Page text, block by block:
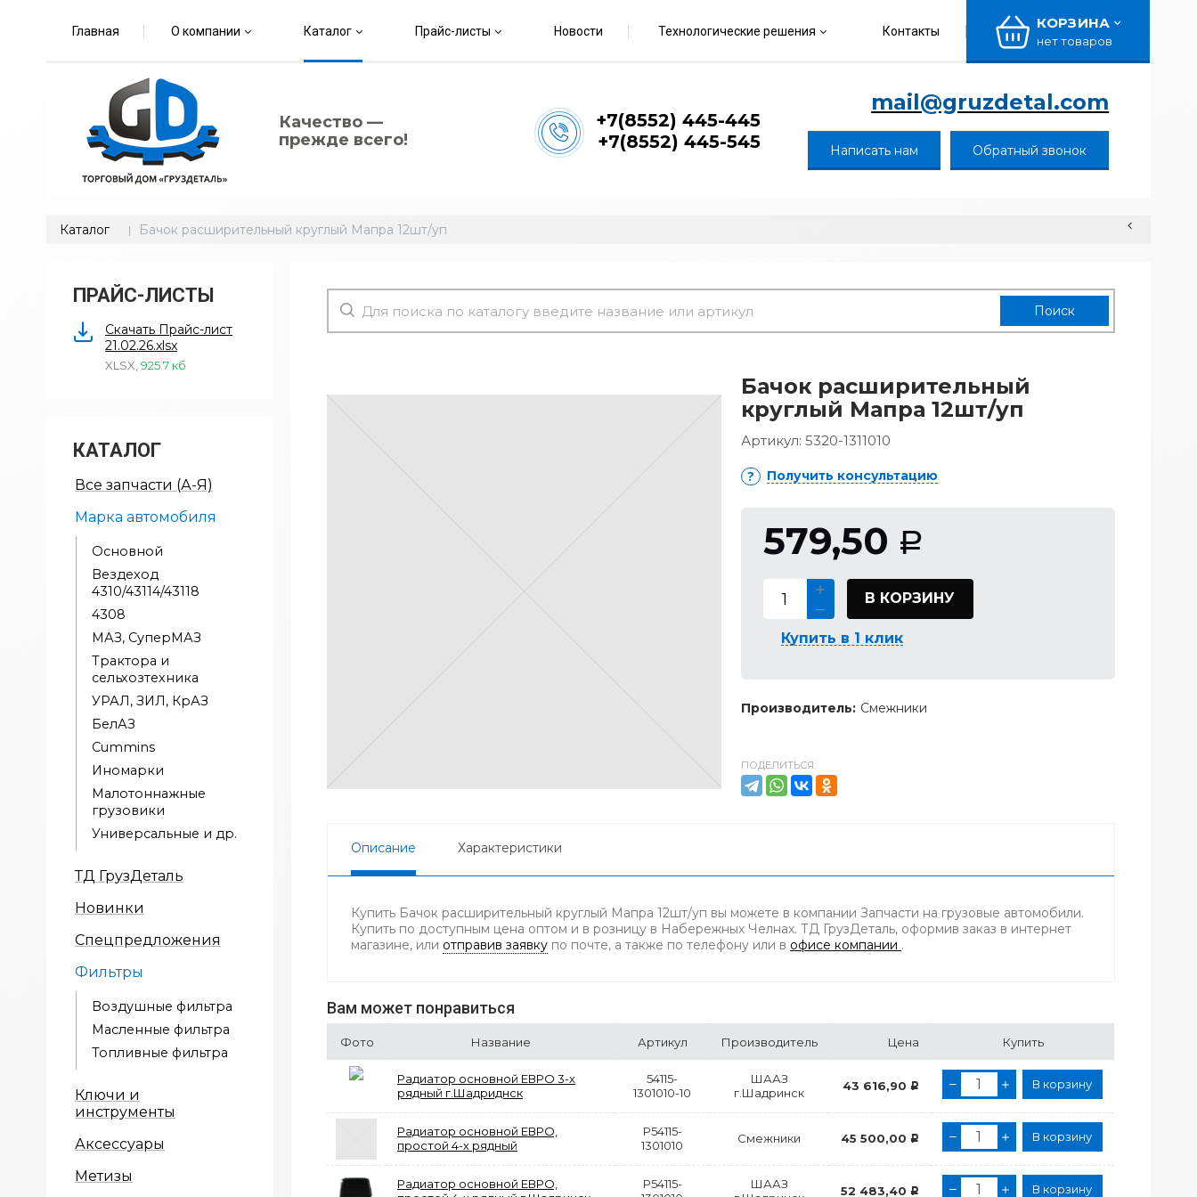
Главная О компании Каталог Прайс-листы Новости Технологические решения Контакты КОРЗИНА
нет товаров
Качество —
прежде всего!
+7(8552) 445-445
+7(8552) 445-545
mail@gruzdetal.com
Написать нам Обратный звонок
Каталог Бачок расширительный круглый Мапра 12шт/уп
ПРАЙС-ЛИСТЫ
Скачать Прайс-лист
21.02.26.xlsx
XLSX 925.7 кб
КАТАЛОГ
Все запчасти (А-Я)
Марка автомобиля
Основной
Вездеход
4310/43114/43118
4308
МАЗ, СуперМАЗ
Трактора и
сельхозтехника
УРАЛ, ЗИЛ, КрАЗ
БелАЗ
Cummins
Иномарки
Малотоннажные
грузовики
Универсальные и др.
ТД ГрузДеталь
Новинки
Спецпредложения
Фильтры
Воздушные фильтра
Масленные фильтра
Топливные фильтра
Ключи и
инструменты
Аксессуары
Метизы
Бачок расширительный
круглый Мапра 12шт/уп
Артикул: 5320-1311010
Получить консультацию
579,50 Р
В КОРЗИНУ
Купить в 1 клик
Производитель: Смежники
ПОДЕЛИТЬСЯ:
Описание Характеристики
Купить Бачок расширительный круглый Мапра 12шт/уп вы можете в компании Запчасти на грузовые автомобили.
Купить по доступным цена оптом и в розницу в Набережных Челнах. ТД ГрузДеталь, оформив заказ в интернет
магазине, или отправив заявку по почте, а также по телефону или в офисе компании .
Вам может понравиться
Фото Название Артикул Производитель Цена Купить
Радиатор основной ЕВРО 3-х
рядный г.Шадриднск
54115-
1301010-10
ШААЗ
г.Шадринск
43 616,90 Р В корзину
Радиатор основной ЕВРО,
простой 4-х рядный
Р54115-
1301010
Смежники 45 500,00 Р В корзину
Радиатор основной ЕВРО,
Р54115-
ШААЗ
52 483,40 Р В корзину